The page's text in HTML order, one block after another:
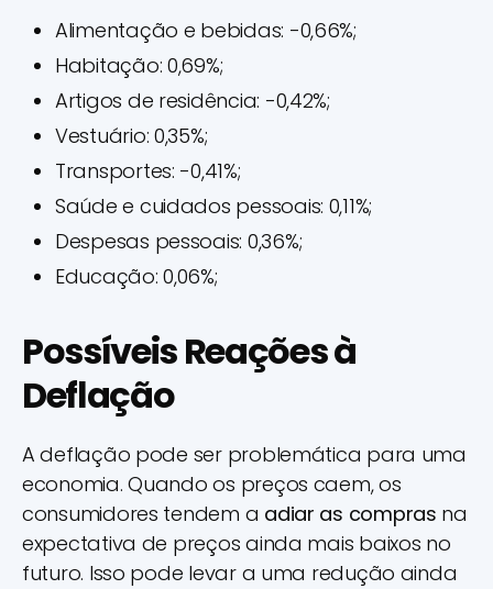
Alimentação e bebidas: -0,66%;
Habitação: 0,69%;
Artigos de residência: -0,42%;
Vestuário: 0,35%;
Transportes: -0,41%;
Saúde e cuidados pessoais: 0,11%;
Despesas pessoais: 0,36%;
Educação: 0,06%;
Possíveis Reações à
Deflação
A deflação pode ser problemática para uma
economia. Quando os preços caem, os
consumidores tendem a adiar as compras na
expectativa de preços ainda mais baixos no
futuro. Isso pode levar a uma redução ainda